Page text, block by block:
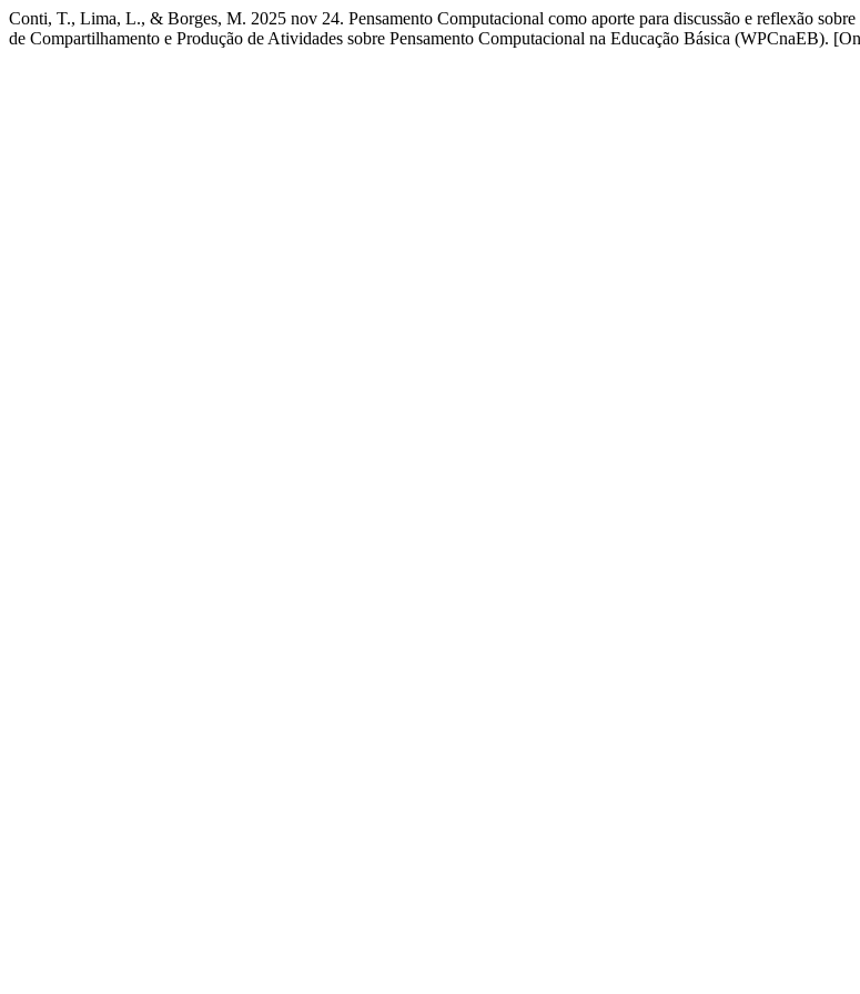
Conti, T., Lima, L., & Borges, M. 2025 nov 24. Pensamento Computacional como aporte para discussão e reflexão
de Compartilhamento e Produção de Atividades sobre Pensamento Computacional na Educação Básica (WPCnaEB).